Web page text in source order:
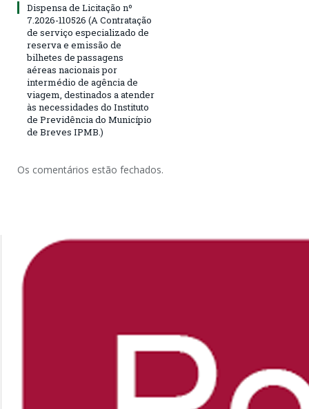
Dispensa de Licitação nº
7.2026-110526 (A Contratação
de serviço especializado de
reserva e emissão de
bilhetes de passagens
aéreas nacionais por
intermédio de agência de
viagem, destinados a atender
às necessidades do Instituto
de Previdência do Município
de Breves IPMB.)
Os comentários estão fechados.